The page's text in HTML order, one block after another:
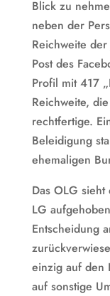
Blick zu
neben der
Reichweite
Post des
Profil mit 417
Reichweite,
rechtfertige.
Beleidigung
ehemaligen
Das OLG
LG
Entscheidung
einzig auf den
auf sonstige